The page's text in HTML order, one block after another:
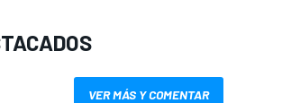
VER MÁS Y COMENTAR